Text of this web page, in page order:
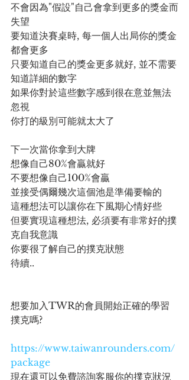
不會因為"假設"自己會拿到更多的獎金而
失望
要知道決賽桌時, 每一個人出局你的獎金
都會更多
只要知道自己的獎金更多就好, 並不需要
知道詳細的數字
如果你對於這些數字感到很在意並無法
忽視
你打的級別可能就太大了
下一次當你拿到大牌
想像自己80%會贏就好
不要想像自己100%會贏
並接受偶爾幾次這個池是準備要輸的
這種想法可以讓你在下風期心情好些
但要實現這種想法, 必須要有非常好的撲
克自我意識
你要很了解自己的撲克狀態
待續..
想要加入TWR的會員開始正確的學習
撲克嗎?
https://www.taiwanrounders.com/
package
現在還可以免費諮詢客服你的撲克狀況